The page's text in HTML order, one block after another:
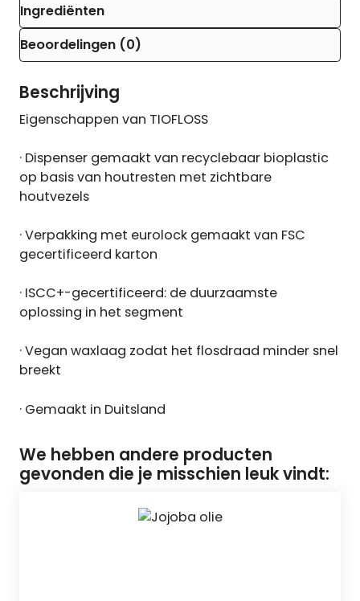
Ingrediënten
Beoordelingen (0)
Beschrijving
Eigenschappen van TIOFLOSS
· Dispenser gemaakt van recyclebaar bioplastic
op basis van houtresten met zichtbare
houtvezels
· Verpakking met eurolock gemaakt van FSC
gecertificeerd karton
· ISCC+-gecertificeerd: de duurzaamste
oplossing in het segment
· Vegan waxlaag zodat het flosdraad minder snel
breekt
· Gemaakt in Duitsland
We hebben andere producten
gevonden die je misschien leuk vindt: